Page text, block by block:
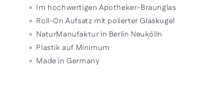
∘ Im hochwertigen Apotheker-Braunglas
∘ Roll-On Aufsatz mit polierter Glaskugel
∘ NaturManufaktur in Berlin Neukölln
∘ Plastik auf Minimum
∘ Made in Germany